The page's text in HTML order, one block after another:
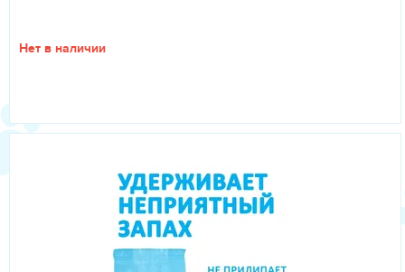
Нет в наличии